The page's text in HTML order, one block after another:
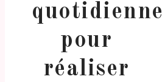
quotidienne
pour
réaliser